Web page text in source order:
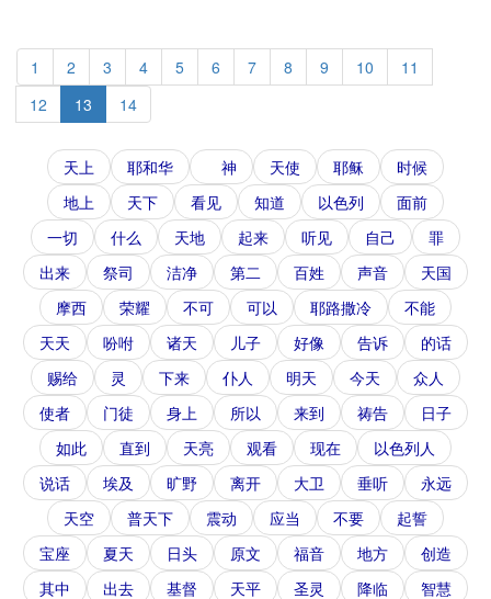
1 2 3 4 5 6 7 8 9 10
11
12
13 14
天上 耶和华 神 天使 耶稣
时候
地上
天下 看见 知道 以色列
面前
一切
什么 天地 起来 听见 自己
罪
出来
祭司 洁净 第二 百姓 声音
天国
摩西
荣耀 不可 可以 耶路撒冷
不能
天天
吩咐 诸天 儿子 好像 告诉
的话
赐给
灵 下来 仆人 明天 今天
众人
使者
门徒 身上 所以 来到 祷告
日子
如此
直到 天亮 观看 现在
以色列人
说话
埃及 旷野 离开 大卫 垂听
永远
天空
普天下 震动 应当 不要
起誓
宝座
夏天 日头 原文 福音 地方
创造
其中
出去 基督 天平 圣灵 降临 智慧